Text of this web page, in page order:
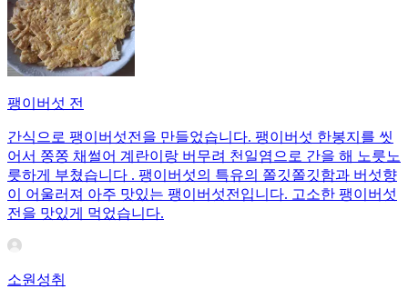
팽이버섯 전
간식으로 팽이버섯전을 만들었습니다. 팽이버섯 한봉지를 씻
어서 쫑쫑 채썰어 계란이랑 버무려 천일염으로 간을 해 노릇노
릇하게 부쳤습니다 . 팽이버섯의 특유의 쫄깃쫄깃함과 버섯향
이 어울러져 아주 맛있는 팽이버섯전입니다. 고소한 팽이버섯
전을 맛있게 먹었습니다.
소원성취